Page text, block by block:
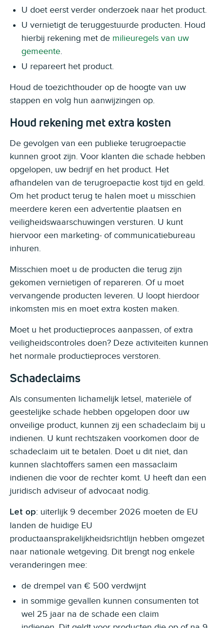
U doet eerst verder onderzoek naar het product.
U vernietigt de teruggestuurde producten. Houd
hierbij rekening met de milieuregels van uw
gemeente.
U repareert het product.
Houd de toezichthouder op de hoogte van uw
stappen en volg hun aanwijzingen op.
Houd rekening met extra kosten
De gevolgen van een publieke terugroepactie
kunnen groot zijn. Voor klanten die schade hebben
opgelopen, uw bedrijf en het product. Het
afhandelen van de terugroepactie kost tijd en geld.
Om het product terug te halen moet u misschien
meerdere keren een advertentie plaatsen en
veiligheidswaarschuwingen versturen. U kunt
hiervoor een marketing- of communicatiebureau
inhuren.
Misschien moet u de producten die terug zijn
gekomen vernietigen of repareren. Of u moet
vervangende producten leveren. U loopt hierdoor
inkomsten mis en moet extra kosten maken.
Moet u het productieproces aanpassen, of extra
veiligheidscontroles doen? Deze activiteiten kunnen
het normale productieproces verstoren.
Schadeclaims
Als consumenten lichamelijk letsel, materiële of
geestelijke schade hebben opgelopen door uw
onveilige product, kunnen zij een schadeclaim bij u
indienen. U kunt rechtszaken voorkomen door de
schadeclaim uit te betalen. Doet u dit niet, dan
kunnen slachtoffers samen een massaclaim
indienen die voor de rechter komt. U heeft dan een
juridisch adviseur of advocaat nodig.
Let op: uiterlijk 9 december 2026 moeten de EU
landen de huidige EU
productaansprakelijkheidsrichtlijn hebben omgezet
naar nationale wetgeving. Dit brengt nog enkele
veranderingen mee:
de drempel van € 500 verdwijnt
in sommige gevallen kunnen consumenten tot
wel 25 jaar na de schade een claim